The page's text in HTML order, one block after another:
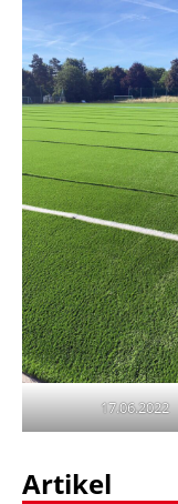
17.06.2022
Artikel